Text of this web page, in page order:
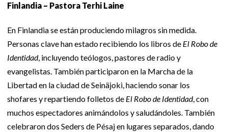
Finlandia – Pastora Terhi Laine
En Finlandia se están produciendo milagros sin medida.
Personas clave han estado recibiendo los libros de El Robo de
Identidad, incluyendo teólogos, pastores de radio y
evangelistas. También participaron en la Marcha de la
Libertad en la ciudad de Seinäjoki, haciendo sonar los
shofares y repartiendo folletos de El Robo de Identidad, con
muchos espectadores animándolos y saludándoles. También
celebraron dos Seders de Pésaj en lugares separados, dando